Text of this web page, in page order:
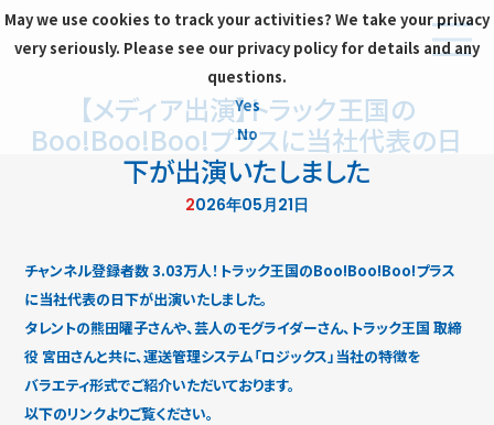
【メディア出演】トラック王国の
Boo!Boo!Boo!プラスに当社代表の日
下が出演いたしました
2026年05月21日
チャンネル登録者数 3.03万人！トラック王国のBoo!Boo!Boo!プラス
に当社代表の日下が出演いたしました。
タレントの熊田曜子さんや、芸人のモグライダーさん、トラック王国 取締
役 宮田さんと共に、運送管理システム「ロジックス」当社の特徴を
バラエティ形式でご紹介いただいております。
以下のリンクよりご覧ください。
May we use cookies to track your activities? We take your privacy
very seriously. Please see our privacy policy for details and any
questions.
Yes
No